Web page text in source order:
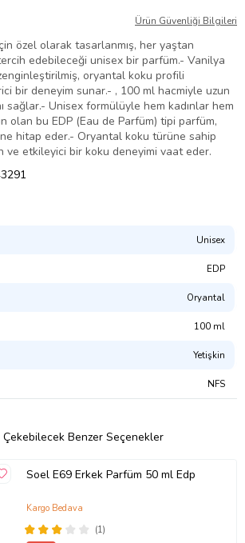
Ürün Güvenliği Bilgileri
özel olarak tasarlanmış, her yaştan
edebileceği unisex bir parfüm.- Vanilya
oryantal koku profili
bir deneyim sunar.- , 100 ml hacmiyle uzun
sağlar.- Unisex formülüyle hem kadınlar hem
olan bu EDP (Eau de Parfüm) tipi parfüm,
hitap eder.- Oryantal koku türüne sahip
ve etkileyici bir koku deneyimi vaat eder.
Unisex
EDP
Oryantal
100 ml
Yetişkin
NFS
Çekebilecek Benzer Seçenekler
Soel E69 Erkek Parfüm 50 ml Edp
(1)
Kargo Bedava